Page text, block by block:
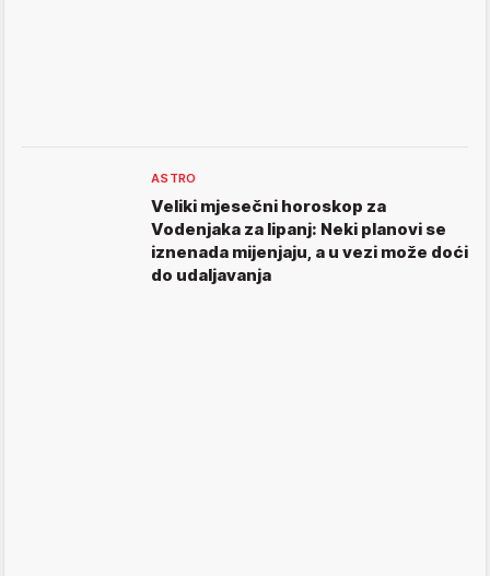
ASTRO
Veliki mjesečni horoskop za
Vodenjaka za lipanj: Neki planovi se
iznenada mijenjaju, a u vezi može doći
do udaljavanja